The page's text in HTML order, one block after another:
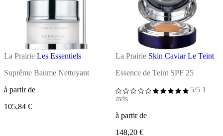
La Prairie Les Essentiels
Suprême Baume Nettoyant
à partir de
105,84 €
La Prairie Skin Caviar Le Teint
Essence de Teint SPF 25
5/5 1
avis
à partir de
148,20 €